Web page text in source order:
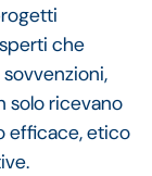
che
solo ricevano
efficace, etico